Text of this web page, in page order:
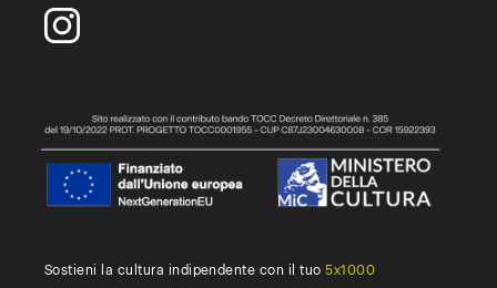
Sostieni la cultura indipendente con il tuo5x1000